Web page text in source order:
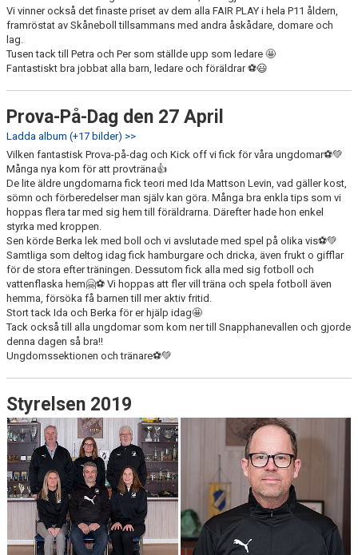
Vi vinner också det finaste priset av dem alla FAIR PLAY i hela P11 åldern,
framröstat av Skåneboll tillsammans med andra åskådare, domare och
lag.
Tusen tack till Petra och Per som ställde upp som ledare 🤩
Fantastiskt bra jobbat alla barn, ledare och föräldrar ⚽️😃
Prova-På-Dag den 27 April
Ladda album (+17 bilder) >>
Vilken fantastisk Prova-på-dag och Kick off vi fick för våra ungdomar⚽️💚
Många nya kom för att provträna👍
De lite äldre ungdomarna fick teori med Ida Mattson Levin, vad gäller kost,
sömn och förberedelser man själv kan göra. Många bra enkla tips som vi
hoppas flera tar med sig hem till föräldrarna. Därefter hade hon enkel
styrka med kroppen.
Sen körde Berka lek med boll och vi avslutade med spel på olika vis⚽️💚
Samtliga som deltog idag fick hamburgare och dricka, även frukt o gifflar
för de stora efter träningen. Dessutom fick alla med sig fotboll och
vattenflaska hem🤗⚽️ Vi hoppas att fler vill träna och spela fotboll även
hemma, försöka få barnen till mer aktiv fritid.
Stort tack Ida och Berka för er hjälp idag🤩
Tack också till alla ungdomar som kom ner till Snapphanevallen och gjorde
denna dagen så bra!!
Ungdomssektionen och tränare⚽️💚
Styrelsen 2019